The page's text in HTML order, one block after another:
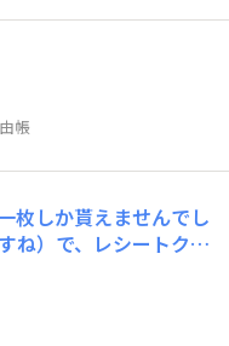
🫠ので皆さまご自愛
帳
枚しか貰えませんでし
ね）で、レシートクー
で運を使い切ったの
待しましょう🎯